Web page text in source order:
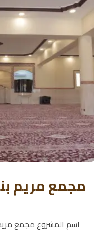
مجمع مريم
اسم المشروع مجمع